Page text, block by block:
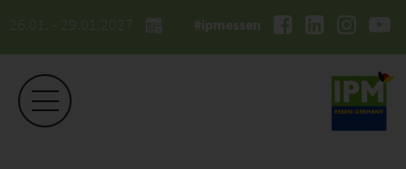
26.01. - 29.01.2027 #ipmessen